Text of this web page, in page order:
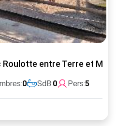
Roulotte entre Terre et
0 SdB:0 Pers:5